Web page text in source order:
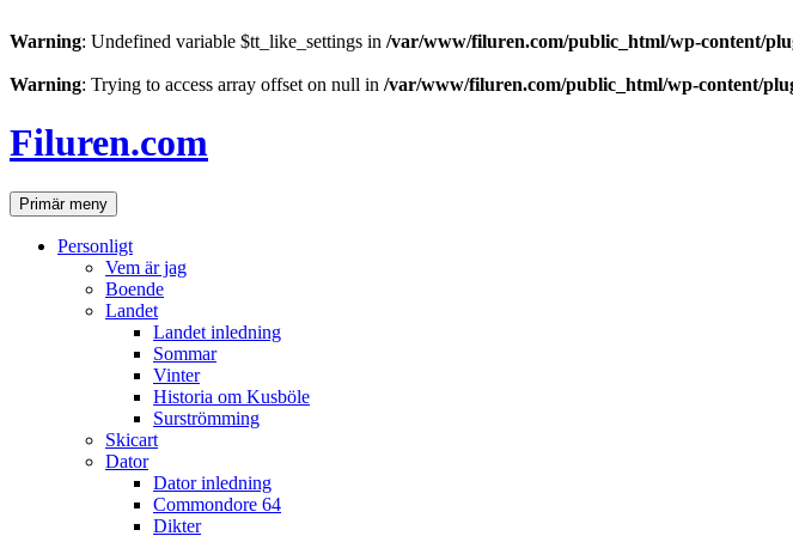
Warning: Undefined variable $tt_like_settings in /var/www/filuren.com/public_html/wp-content/
Warning: Trying to access array offset on null in /var/www/filuren.com/public_html/wp-content/
till
innehåll
Filuren.com
SökPrimär meny
Personligt
Vem är jag
Boende
Landet
Landet inledning
Sommar
Vinter
Historia om Kusböle
Surströmming
Skicart
Dator
Dator inledning
Commondore 64
Dikter